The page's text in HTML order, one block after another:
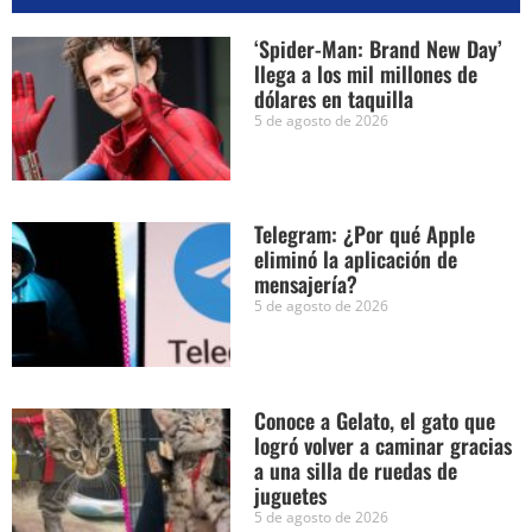
‘Spider-Man: Brand New Day’
llega a los mil millones de
dólares en taquilla
5 de agosto de 2026
Telegram: ¿Por qué Apple
eliminó la aplicación de
mensajería?
5 de agosto de 2026
Conoce a Gelato, el gato que
logró volver a caminar gracias
a una silla de ruedas de
juguetes
5 de agosto de 2026